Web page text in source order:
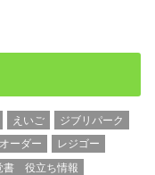
えいご
ジブリパーク
ーダー
レジゴー
書 役立ち情報